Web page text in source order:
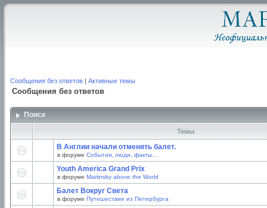
Сообщения без ответов | Активные темы
Сообщения без ответов
Поиск
Темы
В Англии начали отменять балет.
в форуме События, люди, факты...
Youth America Grand Prix
в форуме Mariinsky above the World
Балет Вокруг Света
в форуме Путешествие из Петербурга